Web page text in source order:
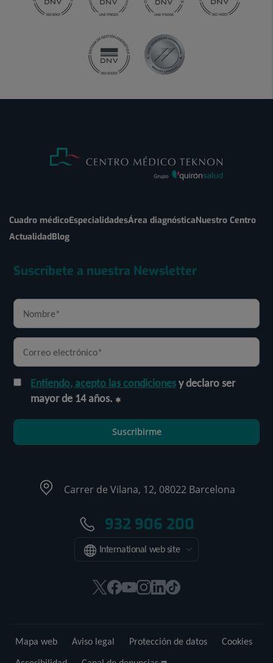
Cuadro médicoEspecialidadesÁrea diagnósticaNuestro Centro
ActualidadBlog
Suscríbete a nuestra Newsletter
Entiendo, acepto las condicionesy declaro ser
mayor de 14 años.
Suscribirme
Carrer de Vilana, 12, 08022 Barcelona
932 906 200
International web site
Este
en
Este
en
Este
en
Este
en
Este
en
Enlace
externa.
Mapa web Aviso legal Protección de datos
Cookies